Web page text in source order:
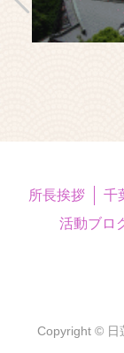
所長挨拶 千
活動ブロ
Copyright © 日